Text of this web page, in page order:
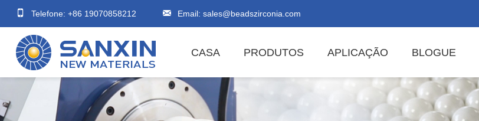
Telefone: +86 19070858212 Email: sales@beadszirconia.com
CASA PRODUTOS APLICAÇÃO BLOGUE